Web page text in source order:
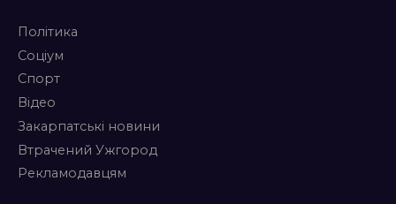
Політика
Соціум
Спорт
Відео
Закарпатські новини
Втрачений Ужгород
Рекламодавцям